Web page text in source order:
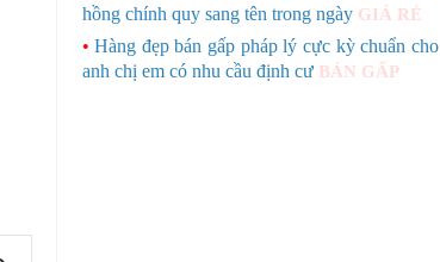
hồng chính quy sang tên trong ngày GIÁ RẺ
•Hàng đẹp bán gấp pháp lý cực kỳ chuẩn cho
anh chị em có nhu cầu định cư BÁN GẤP